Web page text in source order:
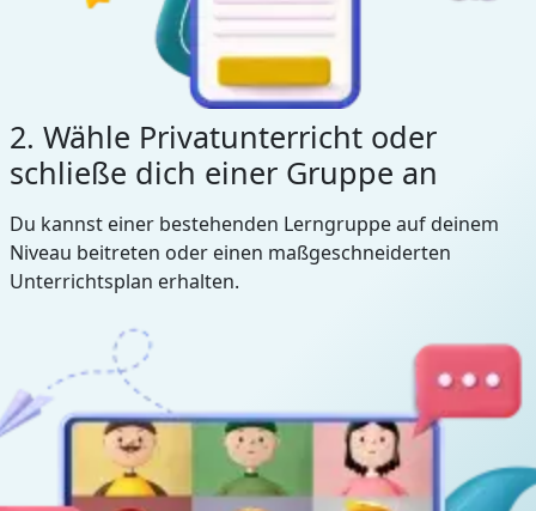
2. Wähle Privatunterricht oder
schließe dich einer Gruppe an
Du kannst einer bestehenden Lerngruppe auf deinem
Niveau beitreten oder einen maßgeschneiderten
Unterrichtsplan erhalten.